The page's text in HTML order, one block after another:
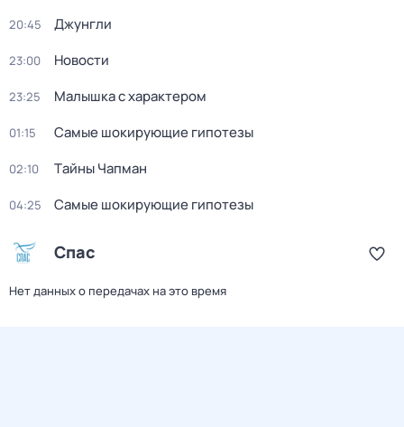
20:45 Джунгли
23:00 Новости
23:25 Малышка с характером
01:15 Самые шoкиpующие гипотезы
02:10 Тaйны Чапман
04:25 Самые шoкиpующие гипотезы
Спас
Нет данных о передачах на это время